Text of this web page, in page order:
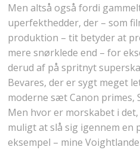
Men altså også fordi
uperfekthedder, der – som
produktion – tit betyder at
mere snørklede end – for
derud af på spritnyt
Bevares, der er sygt meget
moderne sæt Canon primes,
Men hvor er morskabet i
muligt at slå sig igennem en
eksempel – mine